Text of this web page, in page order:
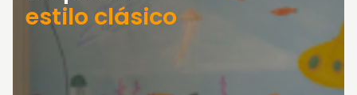
estilo clásico